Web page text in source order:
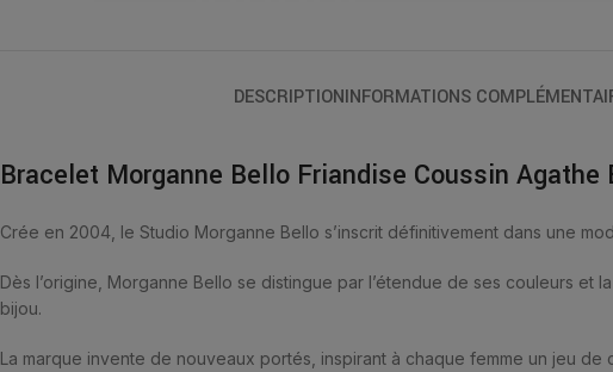
DESCRIPTIONINFORMATIONS
Bracelet Morganne Bello Friandise Coussin Agathe
Crée en 2004, le Studio Morganne Bello s’inscrit définitivement dans une
Dès l’origine, Morganne Bello se distingue par l’étendue de ses couleurs
bijou.
La marque invente de nouveaux portés, inspirant à chaque femme un jeu